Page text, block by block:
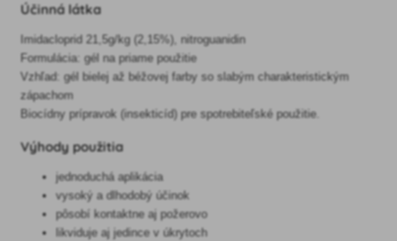
Účinná látka
Imidacloprid 21,5g/kg (2,15%), nitroguanidin
Formulácia: gél na priame použitie
Vzhľad: gél bielej až béžovej farby so slabým charakteristickým
zápachom
Biocídny prípravok (insekticíd) pre spotrebiteľské použitie.
Výhody použitia
jednoduchá aplikácia
vysoký a dlhodobý účinok
pôsobí kontaktne aj požerovo
likviduje aj jedince v úkrytoch